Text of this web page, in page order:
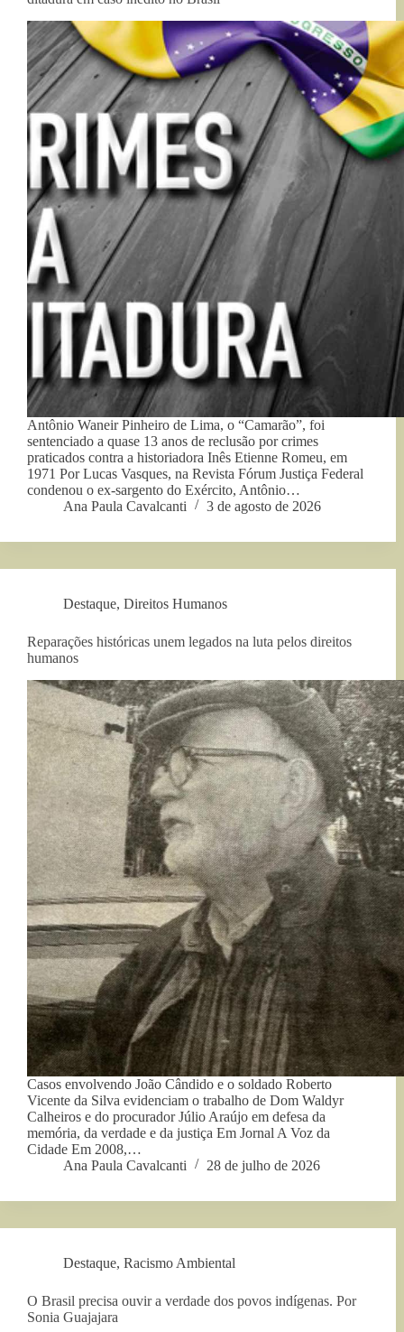
Antônio Waneir Pinheiro de Lima, o “Camarão”, foi
sentenciado a quase 13 anos de reclusão por crimes
praticados contra a historiadora Inês Etienne Romeu, em
1971 Por Lucas Vasques, na Revista Fórum Justiça Federal
condenou o ex-sargento do Exército, Antônio…
Ana Paula Cavalcanti
3 de agosto de 2026
Destaque, Direitos Humanos
Reparações históricas unem legados na luta pelos direitos
humanos
Casos envolvendo João Cândido e o soldado Roberto
Vicente da Silva evidenciam o trabalho de Dom Waldyr
Calheiros e do procurador Júlio Araújo em defesa da
memória, da verdade e da justiça Em Jornal A Voz da
Cidade Em 2008,…
Ana Paula Cavalcanti
28 de julho de 2026
Destaque, Racismo Ambiental
O Brasil precisa ouvir a verdade dos povos indígenas. Por
Sonia Guajajara